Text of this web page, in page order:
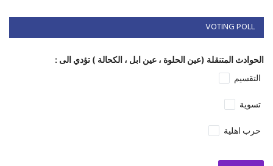
VOTING POLL
الحوادث المتنقلة (عين الحلوة ، عين ابل ، الكحالة ) تؤدي الى :
التقسيم
تسوية
حرب اهلية